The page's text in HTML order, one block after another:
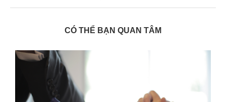
CÓ THỂ BẠN QUAN TÂM